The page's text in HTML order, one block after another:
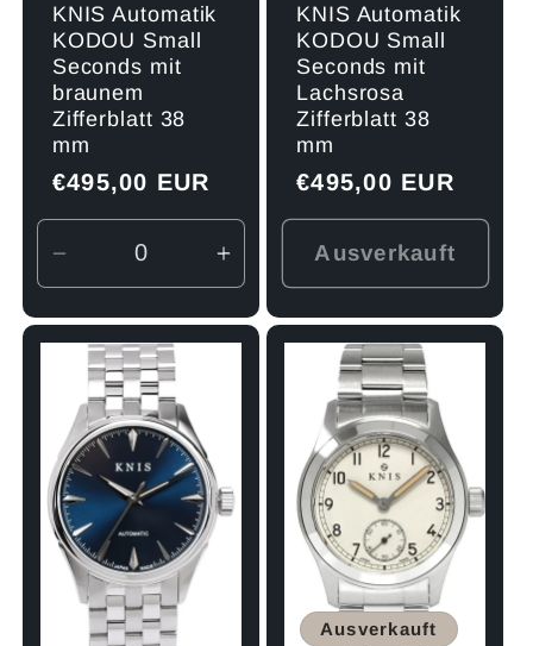
KNIS Automatik
KODOU Small
Seconds mit
braunem
Zifferblatt 38
mm
Normaler
Preis
€495,00 EUR
Verringere
die
Menge
für
Default
Title
Erhöhe
die
Menge
KNIS Automatik
KODOU Small
Seconds mit
Lachsrosa
Zifferblatt 38
mm
Normaler
Preis
€495,00 EUR
Ausverkauft
Ausverkauft